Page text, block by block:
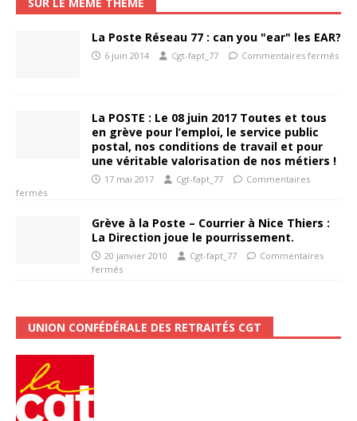
La Poste Réseau 77 : can you "ear" les EAR?
6 juin 2014 Cgt-fapt_77 Commentaires fermés
La POSTE : Le 08 juin 2017 Toutes et tous
en grève pour l’emploi, le service public
postal, nos conditions de travail et pour
une véritable valorisation de nos métiers !
17 mai 2017 Cgt-fapt_77
Commentaires
fermés
Grève à la Poste – Courrier à Nice Thiers :
La Direction joue le pourrissement.
20 janvier 2010 Cgt-fapt_77
Commentaires
fermés
UNION CONFÉDÉRALE DES RETRAITÉS CGT